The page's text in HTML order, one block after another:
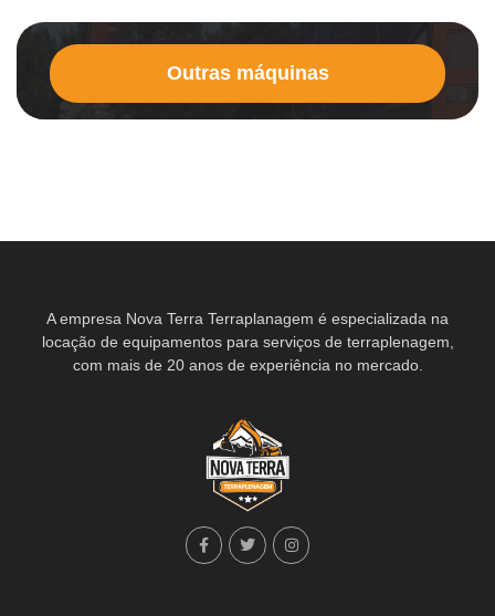
Outras máquinas
A empresa Nova Terra Terraplanagem é especializada na
locação de equipamentos para serviços de terraplenagem,
com mais de 20 anos de experiência no mercado.